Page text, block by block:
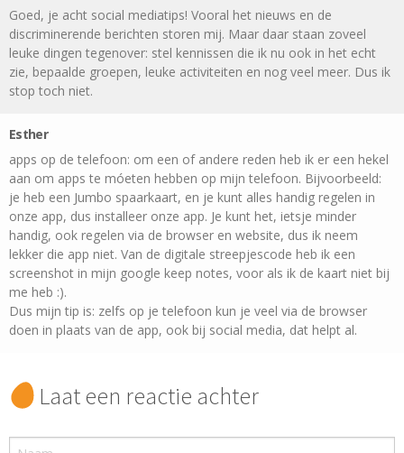
Goed, je acht social mediatips! Vooral het nieuws en de
discriminerende berichten storen mij. Maar daar staan zoveel
leuke dingen tegenover: stel kennissen die ik nu ook in het echt
zie, bepaalde groepen, leuke activiteiten en nog veel meer. Dus ik
stop toch niet.
Esther
apps op de telefoon: om een of andere reden heb ik er een hekel
aan om apps te móeten hebben op mijn telefoon. Bijvoorbeeld:
je heb een Jumbo spaarkaart, en je kunt alles handig regelen in
onze app, dus installeer onze app. Je kunt het, ietsje minder
handig, ook regelen via de browser en website, dus ik neem
lekker die app niet. Van de digitale streepjescode heb ik een
screenshot in mijn google keep notes, voor als ik de kaart niet bij
me heb :).
Dus mijn tip is: zelfs op je telefoon kun je veel via de browser
doen in plaats van de app, ook bij social media, dat helpt al.
Laat een reactie achter